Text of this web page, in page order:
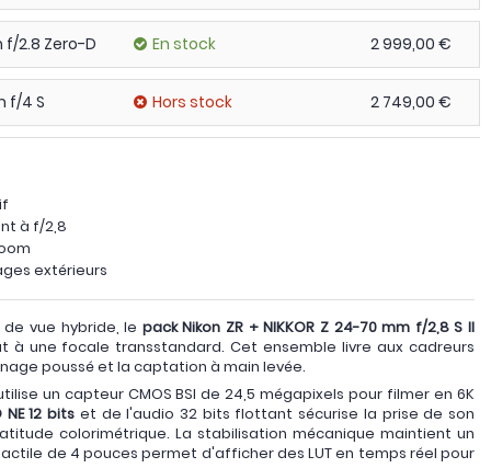
f/2.8 Zero-D En stock 2 999,00 €
f/4 S Hors stock 2 749,00 €
à f/2,8
extérieurs
vue hybride, le pack Nikon ZR + NIKKOR Z 24-70 mm f/2,8 S II
à une focale transstandard. Cet ensemble livre aux cadreurs
poussé et la captation à main levée.
un capteur CMOS BSI de 24,5 mégapixels pour filmer en 6K
12 bits et de l'audio 32 bits flottant sécurise la prise de son
colorimétrique. La stabilisation mécanique maintient un
de 4 pouces permet d'afficher des LUT en temps réel pour